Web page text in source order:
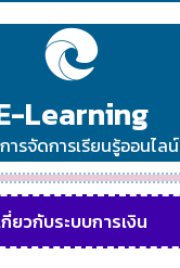
Learning
ารจัดการเรียนรู้ออนไลน์
กี่ยวกับระบบการเงิน